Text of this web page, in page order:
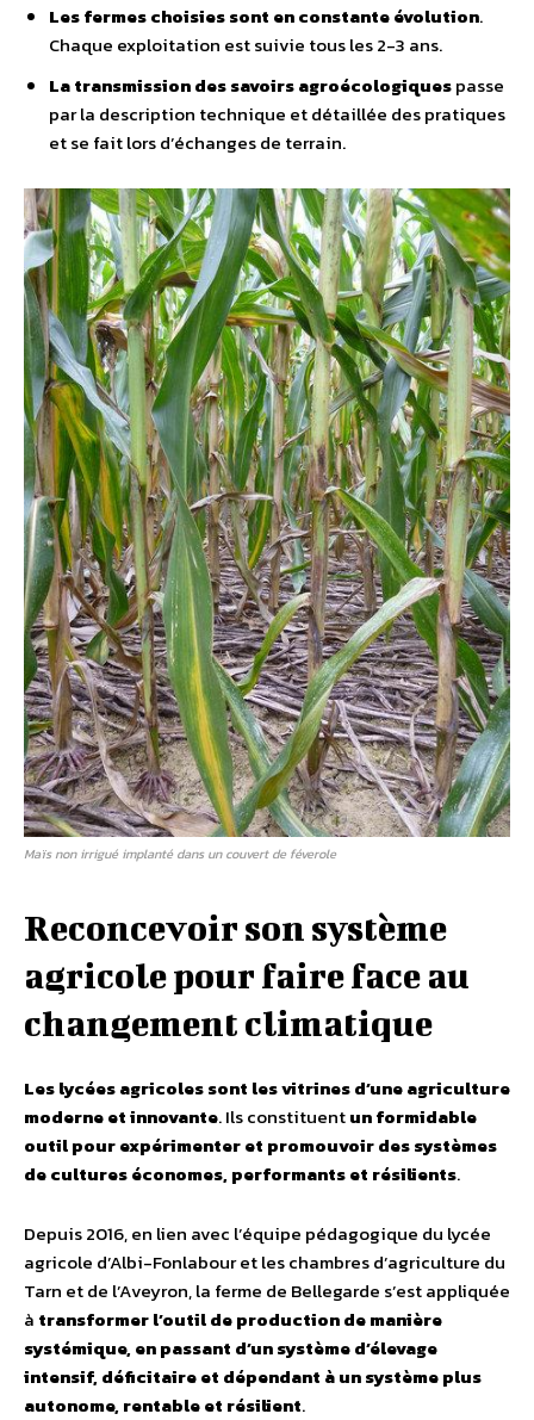
Les fermes choisies sont en constante évolution.
Chaque exploitation est suivie tous les 2-3 ans.
La transmission des savoirs agroécologiquespasse
par la description technique et détaillée des pratiques
et se fait lors d’échanges de terrain.
Maïs non irrigué implanté dans un couvert de féverole
Reconcevoir son système
agricole pour faire face au
changement climatique
Les lycées agricoles sont les vitrines d’une agriculture
moderne et innovante. Ils constituentun formidable
outil pour expérimenter et promouvoir des systèmes
de cultures économes, performants et résilients.
Depuis 2016, en lien avec l’équipe pédagogique du lycée
agricole d’Albi-Fonlabour et les chambres d’agriculture du
Tarn et de l’Aveyron, la ferme de Bellegarde s’est appliquée
à transformer l’outil de production de manière
systémique, en passant d’un système d’élevage
intensif, déficitaire et dépendant à un système plus
autonome, rentable et résilient.